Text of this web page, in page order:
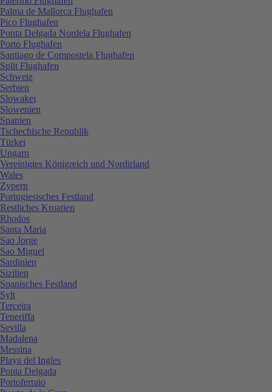
Palma de Mallorca Flughafen
Pico Flughafen
Ponta Delgada Nordela Flughafen
Porto Flughafen
Santiago de Compostela Flughafen
Split Flughafen
Schweiz
Serbien
Slowakei
Slowenien
Spanien
Tschechische Republik
Türkei
Ungarn
Vereinigtes Königreich und Nordirland
Wales
Zypern
Portugiesisches Festland
Restliches Kroatien
Rhodos
Santa Maria
Sao Jorge
Sao Miguel
Sardinien
Sizilien
Spanisches Festland
Sylt
Terceira
Teneriffa
Sevilla
Madalena
Messina
Playa del Ingles
Ponta Delgada
Portoferraio